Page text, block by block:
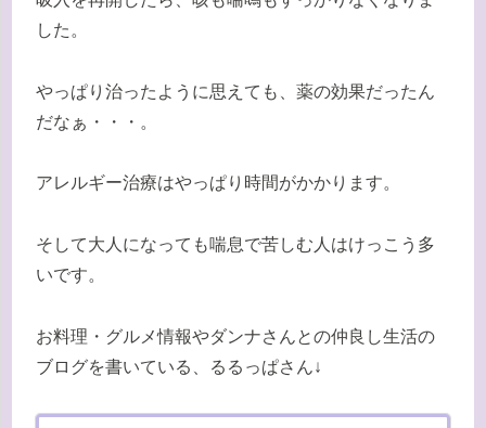
した。
やっぱり治ったように思えても、薬の効果だったん
だなぁ・・・。
アレルギー治療はやっぱり時間がかかります。
そして大人になっても喘息で苦しむ人はけっこう多
いです。
お料理・グルメ情報やダンナさんとの仲良し生活の
ブログを書いている、るるっぱさん↓